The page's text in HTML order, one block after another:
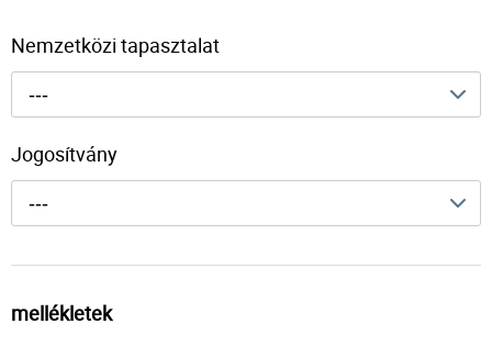
Nemzetközi tapasztalat
---
Jogosítvány
---
mellékletek